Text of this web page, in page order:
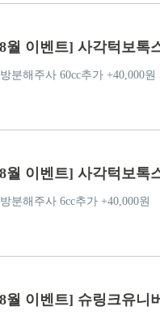
월 이벤트] 사각턱보톡
분해주사 60cc추가 +40,000원
월 이벤트] 사각턱보톡
분해주사 6cc추가 +40,000원
월 이벤트] 슈링크유니